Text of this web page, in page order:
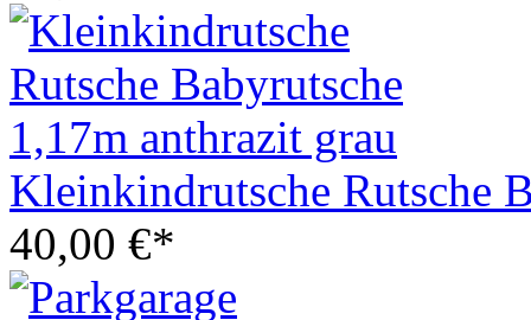
Kleinkindrutsche Rutsche
40,00 €*